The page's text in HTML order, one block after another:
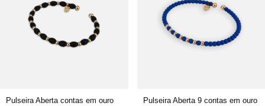
Pulseira Aberta contas em ouro
Pulseira Aberta 9 contas em ouro